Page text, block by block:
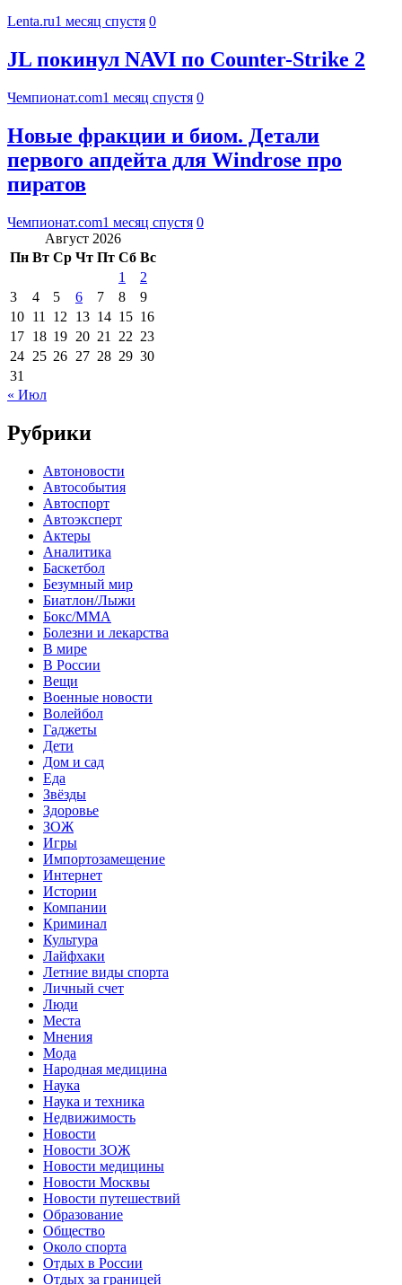
Lenta.ru1 месяц спустя 0
JL покинул NAVI по Counter-Strike 2
Чемпионат.com1 месяц спустя 0
Новые фракции и биом. Детали
первого апдейта для Windrose про
пиратов
Чемпионат.com1 месяц спустя 0
Август 2026
Пн Вт Ср Чт Пт Сб Вс
1
2
3
4 5 6 7 8
9
10 11 12 13 14 15 16
17 18 19 20 21 22 23
24 25 26 27 28 29 30
31
« Июл
Рубрики
Автоновости
Автособытия
Автоспорт
Автоэксперт
Актеры
Аналитика
Баскетбол
Безумный мир
Биатлон/Лыжи
Бокс/MMA
Болезни и лекарства
В мире
В России
Вещи
Военные новости
Волейбол
Гаджеты
Дети
Дом и сад
Еда
Звёзды
Здоровье
ЗОЖ
Игры
Импортозамещение
Интернет
Истории
Компании
Криминал
Культура
Лайфхаки
Летние виды спорта
Личный счет
Люди
Места
Мнения
Мода
Народная медицина
Наука
Наука и техника
Недвижимость
Новости
Новости ЗОЖ
Новости медицины
Новости Москвы
Новости путешествий
Образование
Общество
Около спорта
Отдых в России
Отдых за границей